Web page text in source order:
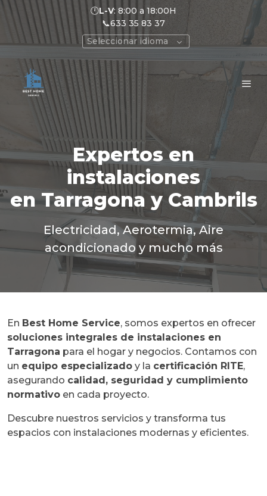
🕛L-V: 8:00 a 18:00H
📞633 35 83 37
Seleccionar idioma
Expertos en
instalaciones
en Tarragona y Cambrils
Electricidad, Aerotermia, Aire
acondicionado y mucho más
En Best Home Service, somos expertos en ofrecer
soluciones integrales de instalaciones en
Tarragona para el hogar y negocios. Contamos con
un equipo especializado y la certificación RITE,
asegurando calidad, seguridad y cumplimiento
normativo en cada proyecto.
Descubre nuestros servicios y transforma tus
espacios con instalaciones modernas y eficientes.